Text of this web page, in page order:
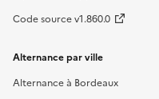
Code source v1.860.0
Alternance par ville
Alternance à Bordeaux